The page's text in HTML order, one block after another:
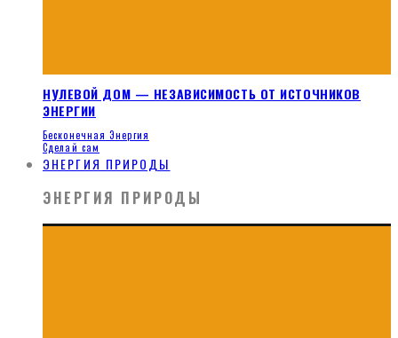
НУЛЕВОЙ ДОМ — НЕЗАВИСИМОСТЬ ОТ ИСТОЧНИКОВ
ЭНЕРГИИ
Бесконечная Энергия
Сделай сам
ЭНЕРГИЯ ПРИРОДЫ
ЭНЕРГИЯ ПРИРОДЫ